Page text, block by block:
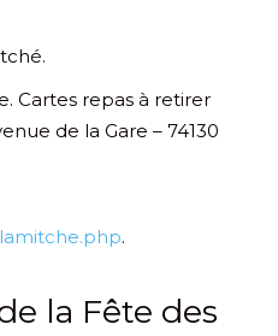
Cartes repas à retirer
de la Gare – 74130
.
la Fête des